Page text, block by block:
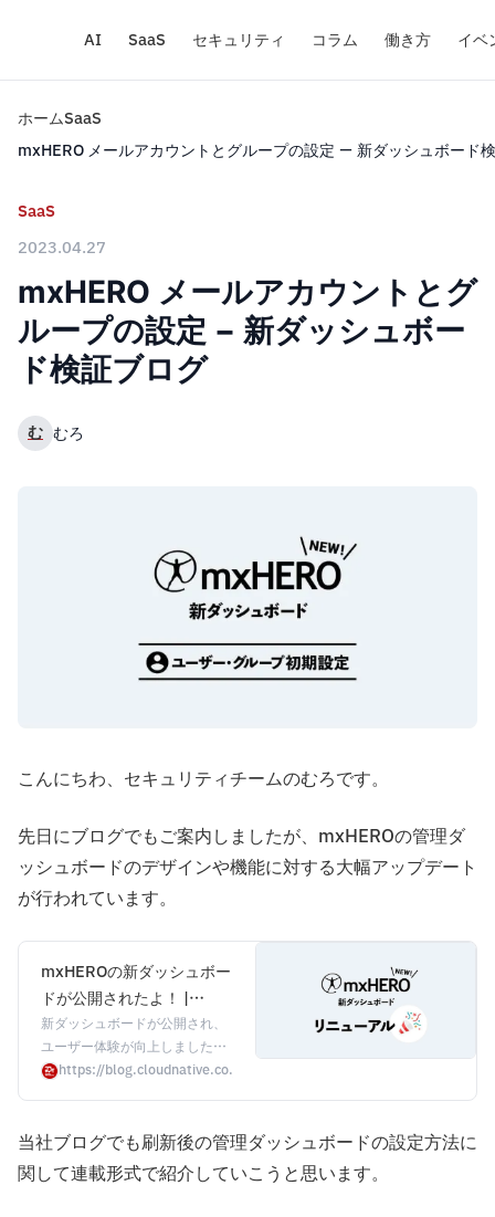
AI SaaS セキュリティ コラム 働き方 イベ
ホームSaaS
mxHERO メールアカウントとグループの設定 − 新ダッシュボード
SaaS
2023.04.27
mxHERO メールアカウントとグ
ループの設定 − 新ダッシュボー
ド検証ブログ
む むろ
こんにちわ、セキュリティチームのむろです。
先日にブログでもご案内しましたが、mxHEROの管理ダ
ッシュボードのデザインや機能に対する大幅アップデート
が行われています。
mxHEROの新ダッシュボー
ドが公開されたよ！ |
CloudNative BLOGs
新ダッシュボードが公開され、
ユーザー体験が向上しました。
新機能や設定方法、mxHEROの
https://blog.cloudnative.co.jp/16056/
当社ブログでも刷新後の管理ダッシュボードの設定方法に
関して連載形式で紹介していこうと思います。